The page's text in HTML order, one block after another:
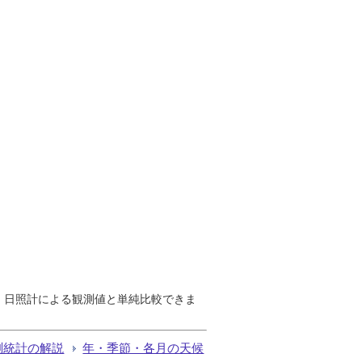
照計による観測値と単純比較できま
計の解説 年・季節・各月の天候